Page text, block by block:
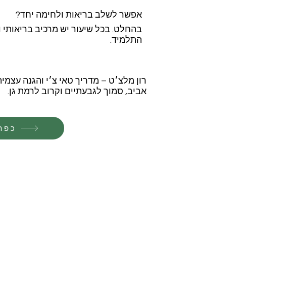
אפשר לשלב בריאות ולחימה יחד?
בהחלט. בכל שיעור יש מרכיב
התלמיד.
אביב, סמוך לגבעתיים וקרוב לרמת גן.